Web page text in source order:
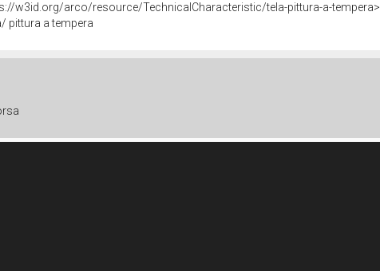
w3id.org/arco/resource/TechnicalCharacteristic/tela-pittura-a-tempera>
pittura a tempera